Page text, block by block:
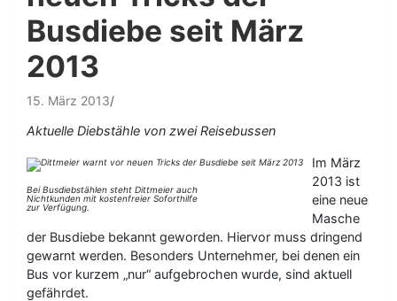
Busdiebe seit März
2013
15. März 2013
Aktuelle Diebstähle von zwei Reisebussen
Bei Busdiebstählen steht Dittmeier auch
Nichtkunden mit kostenfreier Soforthilfe
zur Verfügung.
Im März
2013 ist
eine neue
Masche
der Busdiebe bekannt geworden. Hiervor muss dringend
gewarnt werden. Besonders Unternehmer, bei denen ein
Bus vor kurzem „nur“ aufgebrochen wurde, sind aktuell
gefährdet.